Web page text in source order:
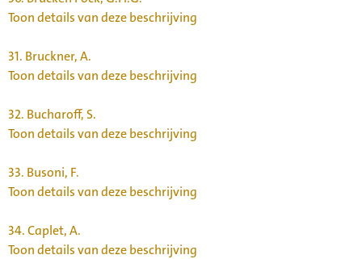
Toon details van deze beschrijving
31. Bruckner, A.
Toon details van deze beschrijving
32. Bucharoff, S.
Toon details van deze beschrijving
33. Busoni, F.
Toon details van deze beschrijving
34.Caplet, A.
Toon details van deze beschrijving